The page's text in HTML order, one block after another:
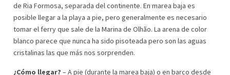
de Ria Formosa, separada del continente. En marea baja es
posible llegar a la playa a pie, pero generalmente es necesario
tomar el ferry que sale de la Marina de Olhão. La arena de color
blanco parece que nunca ha sido pisoteada pero son las aguas
cristalinas las que más nos sorprenden.
¿Cómo llegar? – A pie (durante la marea baja) o en barco desde